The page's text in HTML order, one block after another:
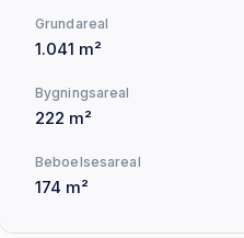
Grundareal
1.041 m²
Bygningsareal
222 m²
Beboelsesareal
174 m²